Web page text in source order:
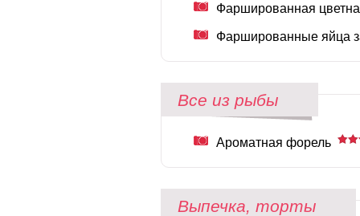
Фаршированная
Фаршированные яйца
Все из рыбы
Ароматная форель
Выпечка, торты